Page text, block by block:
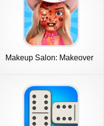
Makeup Salon: Makeover